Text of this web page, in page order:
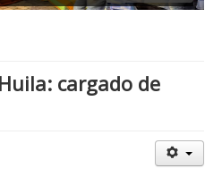
cargado de